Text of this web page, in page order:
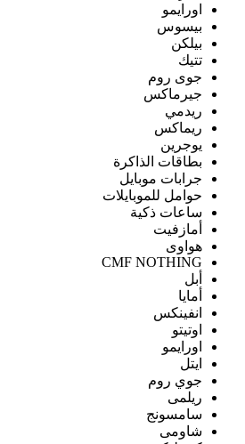
اورايمو
بيسوس
بيلكن
تتيك
جوى روم
جيرماكس
ريدمي
ريماكس
يوجرين
بطاقات الذاكرة
جرابات موبايل
حوامل للموبايلات
ساعات ذكية
أمازفيت
هواوى
CMF NOTHING
أبل
أمايا
انفينكس
اوتيتو
اورايمو
ايتل
جوي روم
ريلمى
سامسونج
شاومى